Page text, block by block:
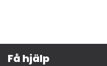
Få hjälp